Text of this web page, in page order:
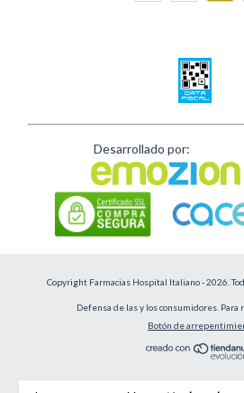
Desarrollado por:
Copyright Farmacias Hospital Italiano - 2026.
Defensa de las y los consumidores. Para
Botón de